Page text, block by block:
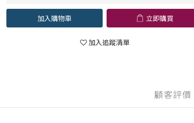
加入購物車 立即購買
加入追蹤清單
顧客評價